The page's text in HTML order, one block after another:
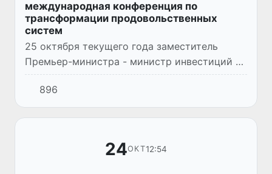
международная конференция по
трансформации продовольственных
систем
25 октября текущего года заместитель
Премьер-министра - министр инвестиций и
внешней торговли Республики Узбекистан
Жамшид Ходжаев принял участие в
церемонии открытия Региональной...
896
24ОКТ12:54